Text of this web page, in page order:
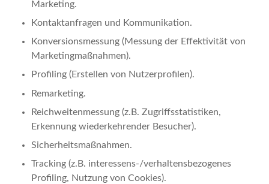
Marketing.
Kontaktanfragen und Kommunikation.
Konversionsmessung (Messung der Effektivität von
Marketingmaßnahmen).
Profiling (Erstellen von Nutzerprofilen).
Remarketing.
Reichweitenmessung (z.B. Zugriffsstatistiken,
Erkennung wiederkehrender Besucher).
Sicherheitsmaßnahmen.
Tracking (z.B. interessens-/verhaltensbezogenes
Profiling, Nutzung von Cookies).